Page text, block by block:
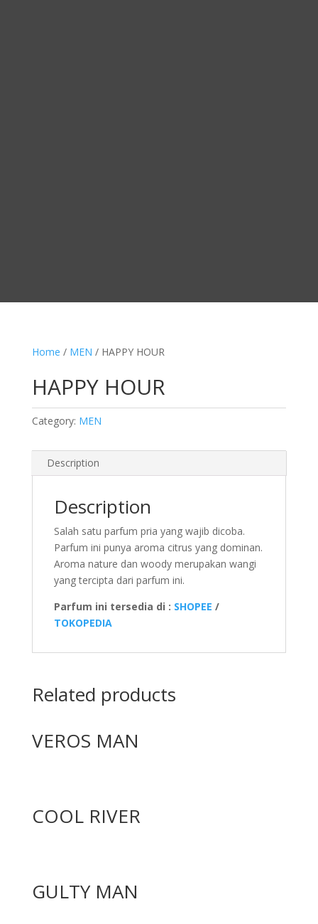
Home / MEN / HAPPY HOUR
HAPPY HOUR
Category: MEN
Description
Description
Salah satu parfum pria yang wajib dicoba.
Parfum ini punya aroma citrus yang dominan.
Aroma nature dan woody merupakan wangi
yang tercipta dari parfum ini.
Parfum ini tersedia di : SHOPEE /
TOKOPEDIA
Related products
VEROS MAN
COOL RIVER
GULTY MAN